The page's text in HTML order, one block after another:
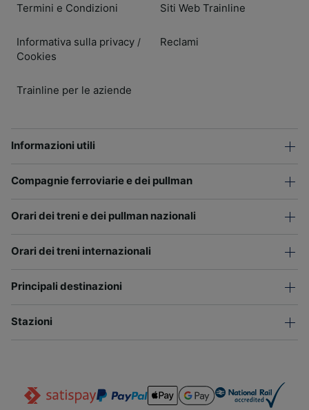
Termini e Condizioni
Informativa sulla privacy /
Cookies
Trainline per le aziende
Siti Web Trainline
Reclami
Informazioni utili
Compagnie ferroviarie e dei pullman
Orari dei treni e dei pullman nazionali
Orari dei treni internazionali
Principali destinazioni
Stazioni